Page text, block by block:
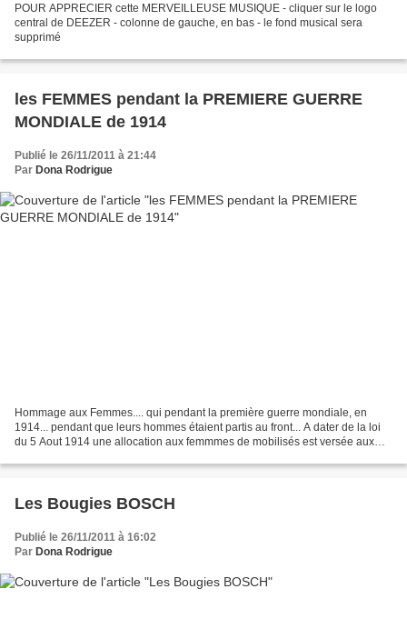
POUR APPRECIER cette MERVEILLEUSE MUSIQUE - cliquer sur le logo
central de DEEZER - colonne de gauche, en bas - le fond musical sera
supprimé
les FEMMES pendant la PREMIERE GUERRE
MONDIALE de 1914
Publié le 26/11/2011 à 21:44
Par Dona Rodrigue
Hommage aux Femmes.... qui pendant la première guerre mondiale, en
1914... pendant que leurs hommes étaient partis au front... A dater de la loi
du 5 Aout 1914 une allocation aux femmmes de mobilisés est versée aux
Les Bougies BOSCH
Publié le 26/11/2011 à 16:02
Par Dona Rodrigue